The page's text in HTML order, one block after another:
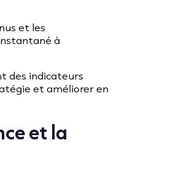
et les
à
des indicateurs
et améliorer en
et la